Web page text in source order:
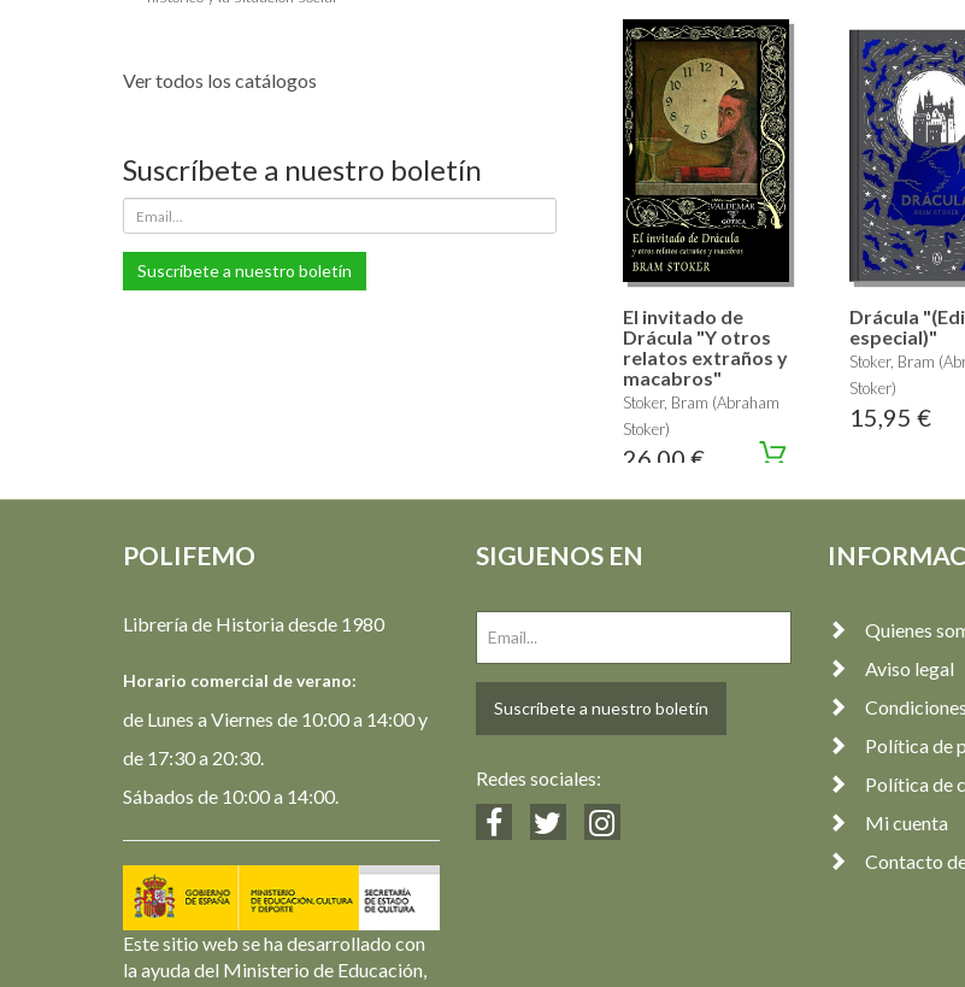
Ver todos los catálogos
Suscríbete a nuestro boletín
Suscríbete a nuestro boletín
El invitado de
Drácula "Y otros
relatos extraños y
macabros"
Stoker, Bram (Abraham
Stoker)
26,00 €
Drácula
especial)"
Stoker, Bram
Stoker)
15,95 €
POLIFEMO
Librería de Historia desde 1980
Horario comercial de verano:
de Lunes a Viernes de 10:00 a 14:00 y
de 17:30 a 20:30.
Sábados de 10:00 a 14:00.
Este sitio web se ha desarrollado con
la ayuda del Ministerio de Educación,
SIGUENOS EN
Suscríbete a nuestro boletín
Redes sociales:
Quienes
Aviso legal
Política de
Política de
Mi cuenta
Contacto